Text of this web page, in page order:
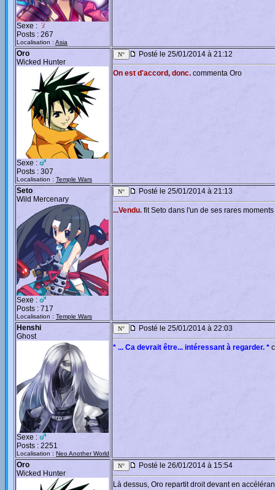
Sexe :
Posts : 267
Localisation : Asia
Oro
Wicked Hunter
Sexe :
Posts : 307
Localisation : Temple Wars
Posté le 25/01/2014 à 21:12
On est d'accord, donc. commenta Oro
Seto
Wild Mercenary
Sexe :
Posts : 717
Localisation : Temple Wars
Posté le 25/01/2014 à 21:13
...Vendu. fit Seto dans l'un de ses rares
Henshi
Ghost
Sexe :
Posts : 2251
Localisation : Neo Another World
Posté le 25/01/2014 à 22:03
* ... Ca devrait être... intéressant à regarder. *
Oro
Wicked Hunter
Posté le 26/01/2014 à 15:54
Là dessus, Oro repartit droit devant en